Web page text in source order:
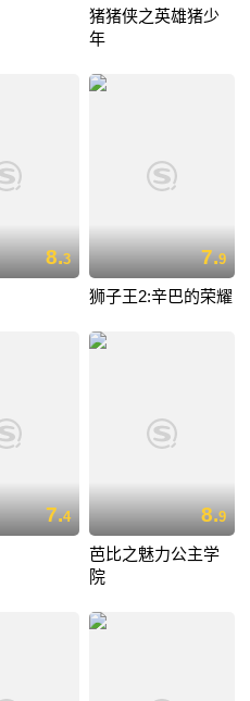
猪猪侠之英雄猪少
年
8.3 7.9
狮子王2:辛巴的荣耀
7.4 8.9
芭比之魅力公主学
院